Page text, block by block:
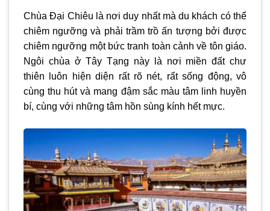
Chùa Đại Chiêu là nơi duy nhất mà du khách có thể
chiêm ngưỡng và phải trầm trồ ấn tượng bởi được
chiêm ngưỡng một bức tranh toàn cảnh về tôn giáo.
Ngôi chùa ở Tây Tạng này là nơi miền đất chư
thiên luôn hiện diện rất rõ nét, rất sống động, vô
cùng thu hút và mang đậm sắc màu tâm linh huyền
bí, cùng với những tâm hồn sùng kính hết mực.